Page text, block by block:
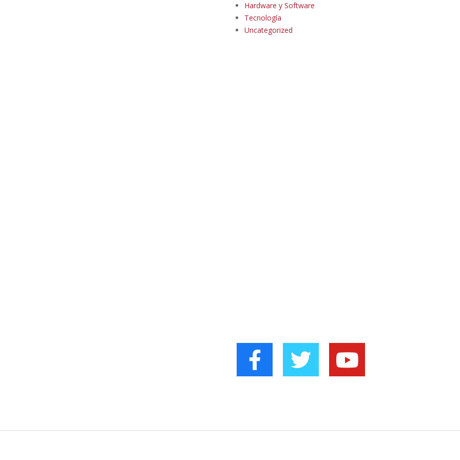
Hardware y Software
Tecnología
Uncategorized